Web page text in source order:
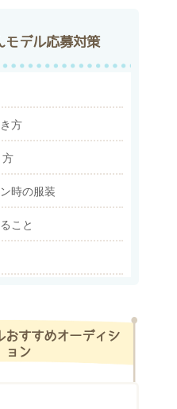
モデル応募対策
方
方
時の服装
こと
おすすめオーディシ
ョン